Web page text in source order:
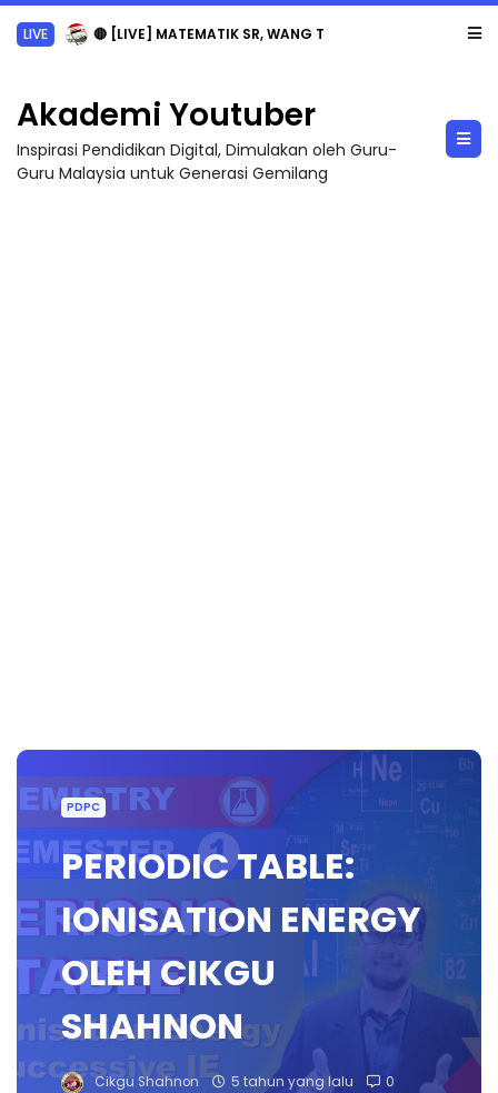
LIVE 🔴 [LIVE] MATEMATIK SR, WANG TAHUN 6 OLEH CIKGU ANITA #ALLINONE #141 #...
Akademi Youtuber
Inspirasi Pendidikan Digital, Dimulakan oleh Guru-
Guru Malaysia untuk Generasi Gemilang
PDPC
PERIODIC TABLE:
IONISATION ENERGY
OLEH CIKGU
SHAHNON
Cikgu Shahnon 5 tahun yang lalu 0